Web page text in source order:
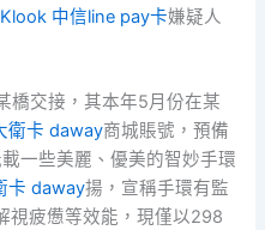
Klook 中信line pay卡嫌疑人
橋交接，其本年5月份在某
衛卡 daway商城賬號，預備
一些美麗、優美的智妙手環
卡 daway揚，宣稱手環有監
視疲憊等效能，現僅以298